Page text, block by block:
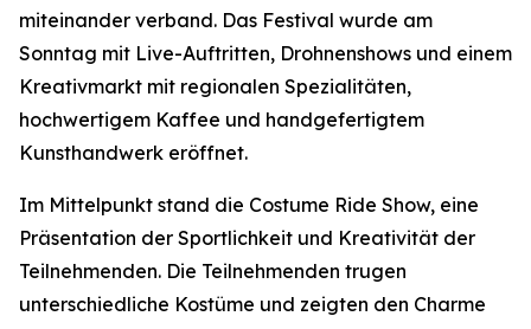
miteinander verband. Das Festival wurde am
Sonntag mit Live-Auftritten, Drohnenshows und einem
Kreativmarkt mit regionalen Spezialitäten,
hochwertigem Kaffee und handgefertigtem
Kunsthandwerk eröffnet.
Im Mittelpunkt stand die Costume Ride Show, eine
Präsentation der Sportlichkeit und Kreativität der
Teilnehmenden. Die Teilnehmenden trugen
unterschiedliche Kostüme und zeigten den Charme